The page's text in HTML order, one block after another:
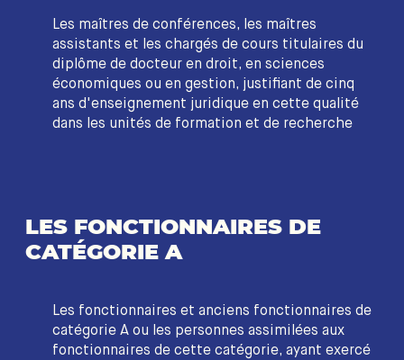
Les maîtres de conférences, les maîtres
assistants et les chargés de cours titulaires du
diplôme de docteur en droit, en sciences
économiques ou en gestion, justifiant de cinq
ans d'enseignement juridique en cette qualité
dans les unités de formation et de recherche
LES FONCTIONNAIRES DE
CATÉGORIE A
Les fonctionnaires et anciens fonctionnaires de
catégorie A ou les personnes assimilées aux
fonctionnaires de cette catégorie, ayant exercé